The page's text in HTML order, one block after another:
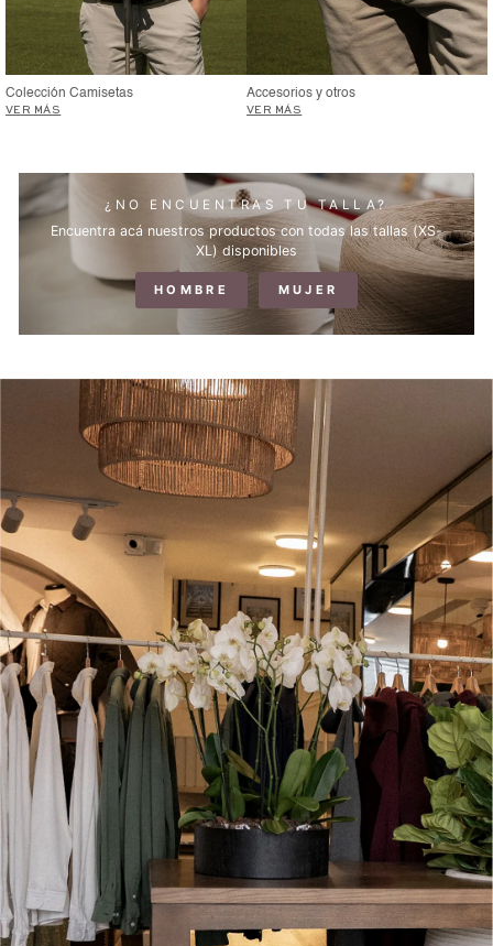
Colección Camisetas
VER MÁS
Accesorios y otros
VER MÁS
¿NO ENCUENTRAS TU TALLA?
Encuentra acá nuestros productos con todas las tallas (XS-
XL) disponibles
HOMBRE MUJER